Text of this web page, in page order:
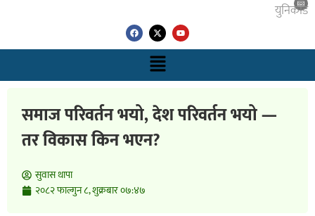
युनिकाेड
समाज परिवर्तन भयो, देश परिवर्तन भयो —
तर विकास किन भएन?
सुवास थापा
२०८२ फाल्गुन ८, शुक्रबार ०७:४७